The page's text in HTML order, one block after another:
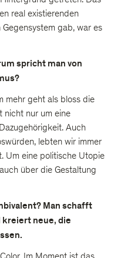
real existierenden
Gegensystem gab, war es
spricht man von
mehr geht als bloss die
nicht nur um eine
Auch
lebten wir immer
Um eine politische Utopie
über die Gestaltung
Man schafft
neue, die